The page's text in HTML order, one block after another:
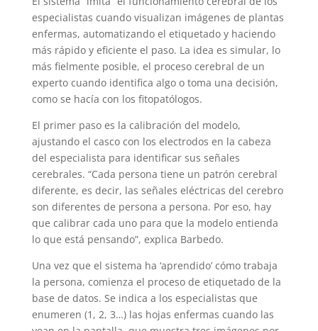
especialistas cuando visualizan imágenes de plantas
enfermas, automatizando el etiquetado y haciendo
más rápido y eficiente el paso. La idea es simular, lo
más fielmente posible, el proceso cerebral de un
experto cuando identifica algo o toma una decisión,
como se hacía con los fitopatólogos.
El primer paso es la calibración del modelo,
ajustando el casco con los electrodos en la cabeza
del especialista para identificar sus señales
cerebrales. “Cada persona tiene un patrón cerebral
diferente, es decir, las señales eléctricas del cerebro
son diferentes de persona a persona. Por eso, hay
que calibrar cada uno para que la modelo entienda
lo que está pensando”, explica Barbedo.
Una vez que el sistema ha ‘aprendido’ cómo trabaja
la persona, comienza el proceso de etiquetado de la
base de datos. Se indica a los especialistas que
enumeren (1, 2, 3…) las hojas enfermas cuando las